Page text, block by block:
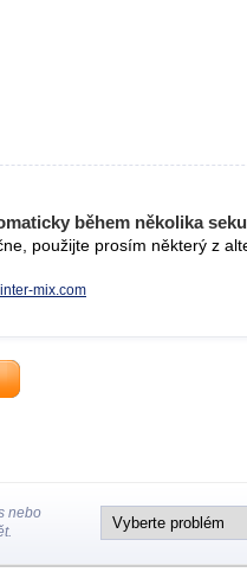
během několika
použijte prosím některý z
mix.com
nebo